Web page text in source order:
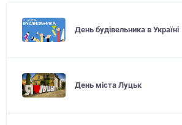
День будівельника в Україні
День міста Луцьк